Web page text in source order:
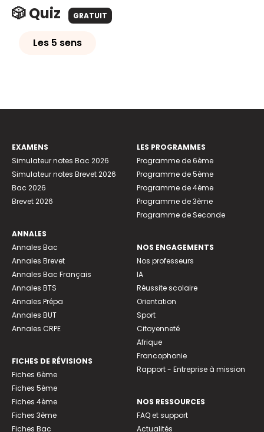
🎲 Quiz GRATUIT
Les 5 sens
EXAMENS
Simulateur notes Bac 2026
Simulateur notes Brevet 2026
Bac 2026
Brevet 2026
ANNALES
Annales Bac
Annales Brevet
Annales Bac Français
Annales BTS
Annales Prépa
Annales BUT
Annales CRPE
FICHES DE RÉVISIONS
Fiches 6ème
Fiches 5ème
Fiches 4ème
Fiches 3ème
Fiches Bac
LES PROGRAMMES
Programme de 6ème
Programme de 5ème
Programme de 4ème
Programme de 3ème
Programme de Seconde
NOS ENGAGEMENTS
Nos professeurs
IA
Réussite scolaire
Orientation
Sport
Citoyenneté
Afrique
Francophonie
Rapport - Entreprise à mission
NOS RESSOURCES
FAQ et support
Actualités